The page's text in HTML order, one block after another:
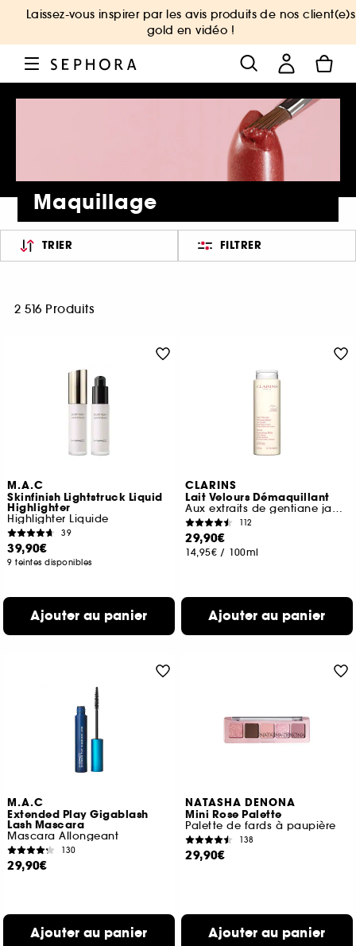
Laissez-vous inspirer par les avis produits de nos client(e)s
gold en vidéo !
Maquillage
TRIER FILTRER
2 516 Produits
M.A.C
Skinfinish Lightstruck Liquid
Highlighter
Highlighter Liquide
39
39,90€
9 teintes disponibles
Ajouter au panier
CLARINS
Lait Velours Démaquillant
Aux extraits de gentiane jaune & mélisse des Alpes
112
29,90€
14,95€ / 100ml
Ajouter au panier
M.A.C
Extended Play Gigablash
Lash Mascara
Mascara Allongeant
130
29,90€
Ajouter au panier
NATASHA DENONA
Mini Rose Palette
Palette de fards à paupière
138
29,90€
Ajouter au panier